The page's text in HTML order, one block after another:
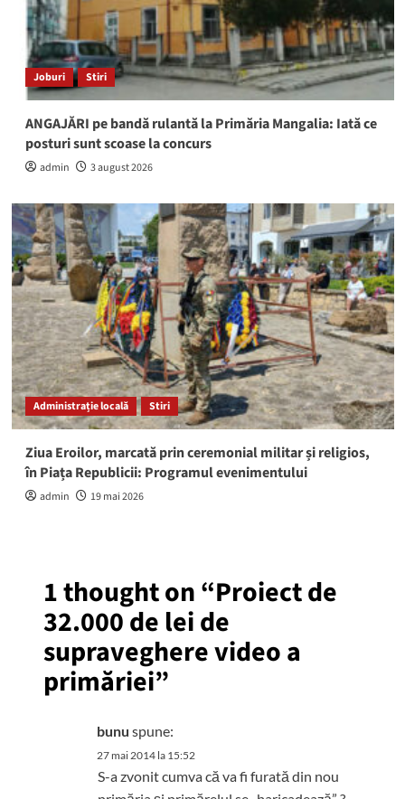
Joburi Stiri
ANGAJĂRI pe bandă rulantă la Primăria Mangalia: Iată ce
posturi sunt scoase la concurs
admin 3 august 2026
Administrație locală Stiri
Ziua Eroilor, marcată prin ceremonial militar și religios,
în Piața Republicii: Programul evenimentului
admin 19 mai 2026
1 thought on “Proiect de
32.000 de lei de
supraveghere video a
primăriei”
bunu spune:
27 mai 2014 la 15:52
S-a zvonit cumva că va fi furată din nou